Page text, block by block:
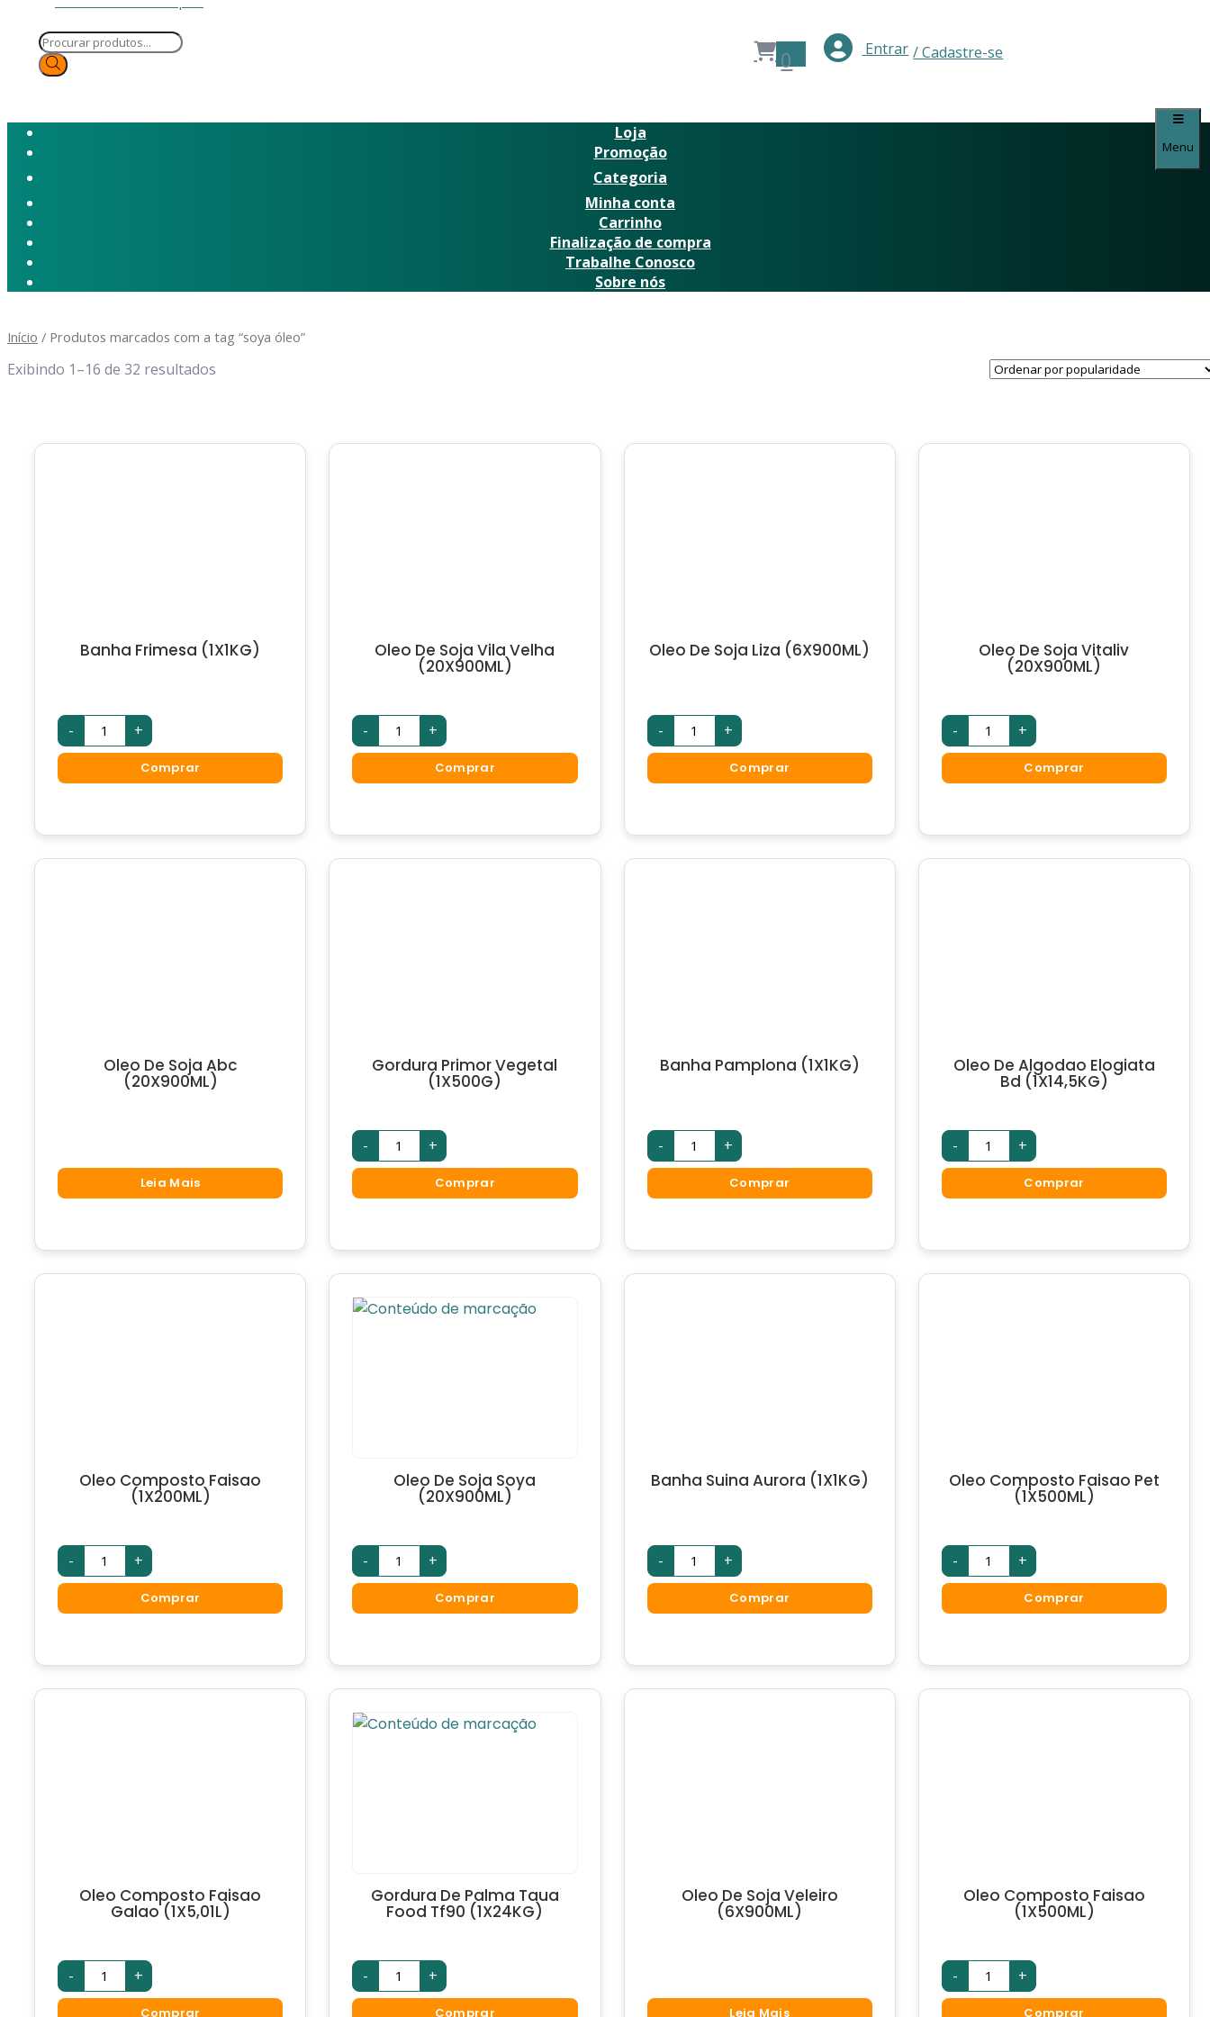
0 Entrar / Cadastre-se
Menu
Loja
Promoção
Categoria
Minha conta
Carrinho
Finalização de compra
Trabalhe Conosco
Sobre nós
Início / Produtos marcados com a tag “soya óleo”
Exibindo 1–16 de 32 resultados
Banha Frimesa (1X1KG)
- +
Comprar
Oleo De Soja Vila Velha
(20X900ML)
- +
Comprar
Oleo De Soja Liza (6X900ML)
- +
Comprar
Oleo De Soja Vitaliv
(20X900ML)
- +
Comprar
Oleo De Soja Abc
(20X900ML)
Leia Mais
Gordura Primor Vegetal
(1X500G)
- +
Comprar
Banha Pamplona (1X1KG)
- +
Comprar
Oleo De Algodao Elogiata
Bd (1X14,5KG)
- +
Comprar
Oleo Composto Faisao
(1X200ML)
- +
Comprar
Oleo De Soja Soya
(20X900ML)
- +
Comprar
Banha Suina Aurora (1X1KG)
- +
Comprar
Oleo Composto Faisao Pet
(1X500ML)
- +
Comprar
Oleo Composto Faisao
Galao (1X5,01L)
- +
Comprar
Gordura De Palma Taua
Food Tf90 (1X24KG)
- +
Comprar
Oleo De Soja Veleiro
(6X900ML)
Leia Mais
Oleo Composto Faisao
(1X500ML)
- +
Comprar